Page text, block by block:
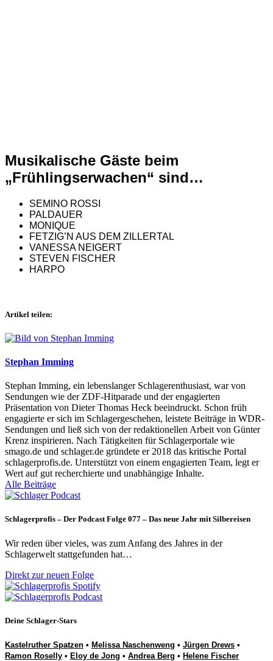
Musikalische Gäste beim
„Frühlingserwachen“ sind…
SEMINO ROSSI
PALDAUER
MONIQUE
FETZIG’N AUS DEM ZILLERTAL
VANESSA NEIGERT
STEVEN FISCHER
HARPO
Artikel teilen:
Stephan Imming
Stephan Imming, ein lebenslanger Schlagerenthusiast, war von
Sendungen wie der ZDF-Hitparade und der engagierten
Präsentation von Dieter Thomas Heck beeindruckt. Schon früh
engagierte er sich im Schlagergeschehen, leistete Beiträge in WDR-
Sendungen und ließ sich von der redaktionellen Arbeit von Günter
Krenz inspirieren. Nach Tätigkeiten für Schlagerportale wie
smago.de und schlager.de gründete er 2018 das kritische Portal
schlagerprofis.de. Unterstützt von einem engagierten Team, legt er
Wert auf gut recherchierte und unabhängige Inhalte.
Alle Beiträge
Schlagerprofis – Der Podcast Folge 077 – Das neue Jahr mit Silbereisen
Wir reden über vieles, was zum Anfang des Jahres in der
Schlagerwelt stattgefunden hat…
Direkt zur neuen Folge
Deine Schlager-Stars
Kastelruther Spatzen • Melissa Naschenweng • Jürgen Drews •
Ramon Roselly • Eloy de Jong • Andrea Berg • Helene Fischer